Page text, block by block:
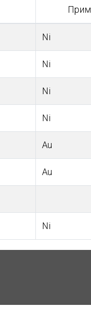
Прим.
Ni
Ni
Ni
Ni
Au
Au
Ni